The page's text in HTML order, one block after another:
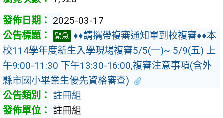
2025-03-17
緊急 ♦♦請攜帶複審通知單到校複審♦♦本
校114學年度新生入學現場複審5/5(一)~ 5/9(五) 上
午9:00-11:30 下午13:30-16:00,複審注意事項(含外
縣市國小畢業生優先資格審查)
註冊組
註冊組